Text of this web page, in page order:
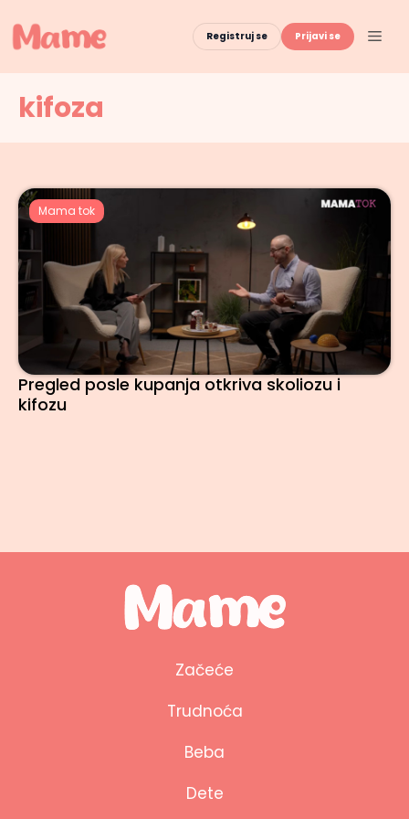
to
content
Registruj se Prijavi se
kifoza
Mama tok
Pregled posle kupanja otkriva skoliozu i
kifozu
Začeće
Trudnoća
Beba
Dete